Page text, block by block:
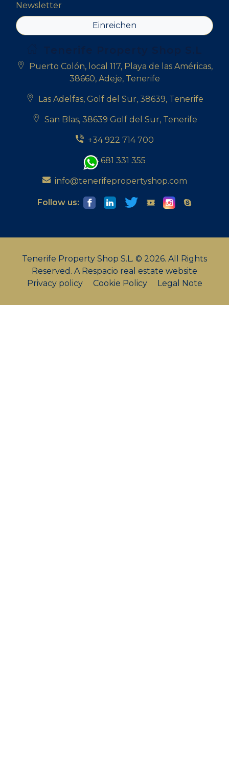
Newsletter
Einreichen
Puerto Colón, local 117, Playa de las Américas,
38660, Adeje, Tenerife
Las Adelfas, Golf del Sur, 38639, Tenerife
San Blas, 38639 Golf del Sur, Tenerife
+34 922 714 700
+34 681 331 355
info@tenerifepropertyshop.com
Follow us:
Tenerife Property Shop S.L. © 2026. All Rights
Reserved. A Respacio real estate website
Privacy policy
Cookie Policy Legal Note